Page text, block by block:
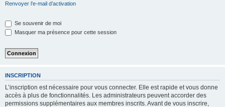
Renvoyer l’e-mail d’activation
Se souvenir de moi
Masquer ma présence pour cette session
INSCRIPTION
L’inscription est nécessaire pour vous connecter. Elle est rapide et vous donne
accès à plus de fonctionnalités. Les administrateurs peuvent accorder des
permissions supplémentaires aux membres inscrits. Avant de vous inscrire,